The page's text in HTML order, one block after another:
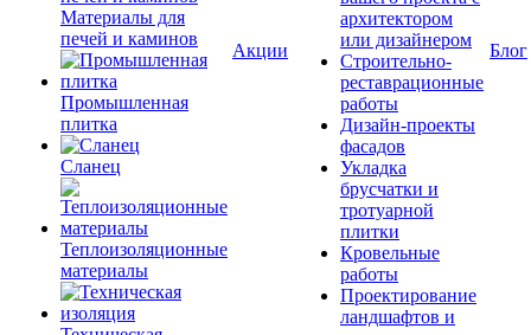
Материалы для
печей и каминов
Промышленная
плитка
Сланец
Теплоизоляционные
материалы
Акции
архитектором
или дизайнером
Строительно-
реставрационные
работы
Дизайн-проекты
фасадов
Укладка
брусчатки и
тротуарной
плитки
Кровельные
работы
Проектирование
ландшафтов и
Блог